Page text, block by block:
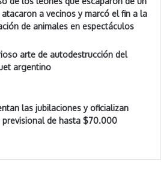
atacaron a vecinos y marcó el fin a la
de animales en espectáculos
arte de autodestrucción del
argentino
las jubilaciones y oficializan
previsional de hasta $70.000